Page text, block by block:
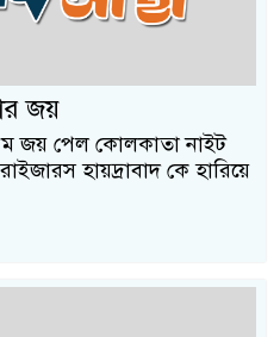
জয়
জয় পেল কোলকাতা নাইট
হায়দ্রাবাদ কে হারিয়ে